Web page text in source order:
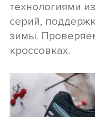
Мотивация
Питание
Экипировка
технологиями
серий,
зимы.
кроссовках.